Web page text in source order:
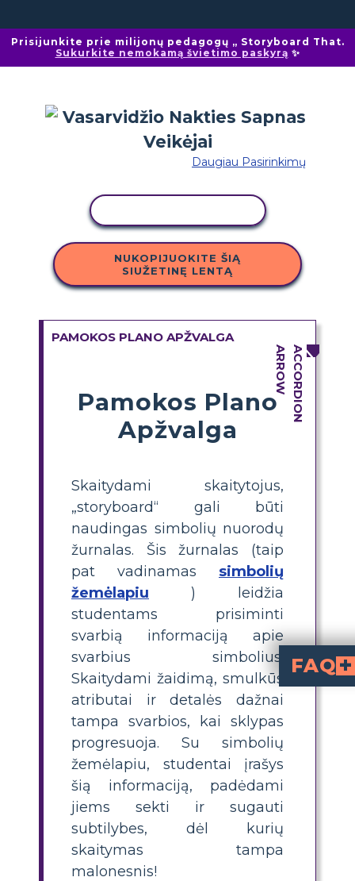
Prisijunkite prie milijonų pedagogų „ Storyboard That.
Sukurkite nemokamą švietimo paskyrą ✨
Daugiau Pasirinkimų
NUKOPIJUOKITE ŠIĄ
SIUŽETINĘ LENTĄ
PAMOKOS PLANO APŽVALGA
Pamokos Plano
Apžvalga
Skaitydami skaitytojus,
„storyboard“ gali būti
naudingas simbolių nuorodų
žurnalas. Šis žurnalas (taip
pat vadinamas simbolių
žemėlapiu ) leidžia
studentams prisiminti
svarbią informaciją apie
svarbius simbolius.
Skaitydami žaidimą, smulkūs
atributai ir detalės dažnai
tampa svarbios, kai sklypas
progresuoja. Su simbolių
žemėlapiu, studentai įrašys
šią informaciją, padėdami
jiems sekti ir sugauti
subtilybes, dėl kurių
skaitymas tampa
malonesnis!
FAQ